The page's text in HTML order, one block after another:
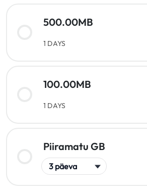
500.00MB
1 DAYS
100.00MB
1 DAYS
Piiramatu GB